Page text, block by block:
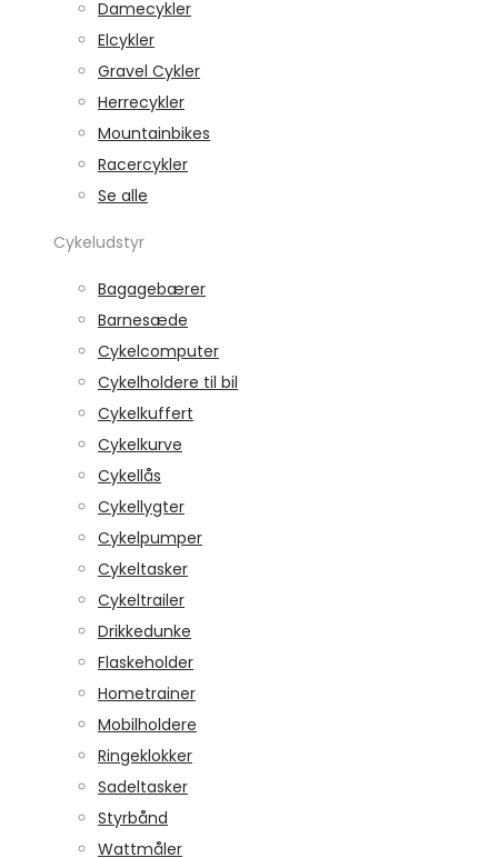
Damecykler
Elcykler
Gravel Cykler
Herrecykler
Mountainbikes
Racercykler
Se alle
Cykeludstyr
Bagagebærer
Barnesæde
Cykelcomputer
Cykelholdere til bil
Cykelkuffert
Cykelkurve
Cykellås
Cykellygter
Cykelpumper
Cykeltasker
Cykeltrailer
Drikkedunke
Flaskeholder
Hometrainer
Mobilholdere
Ringeklokker
Sadeltasker
Styrbånd
Wattmåler